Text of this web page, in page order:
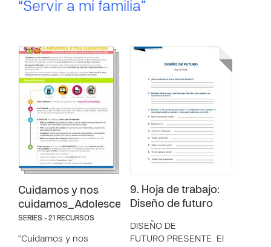
“Servir a mi familia”
Cuidamos y nos
cuidamos_Adolescentes
SERIES - 21 RECURSOS
“Cuidamos y nos
9. Hoja de trabajo:
Diseño de futuro
DISEÑO DE
FUTURO PRESENTE El